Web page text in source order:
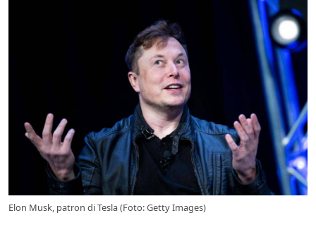
Elon Musk, patron di Tesla (Foto: Getty Images)